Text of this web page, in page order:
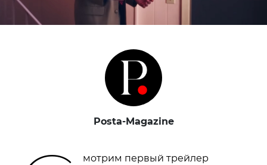
Posta-Magazine
мотрим первый трейлер